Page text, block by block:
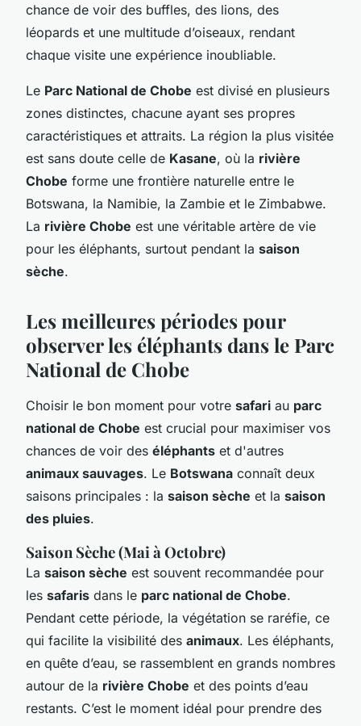
chance de voir des buffles, des lions, des
léopards et une multitude d’oiseaux, rendant
chaque visite une expérience inoubliable.
Le Parc National de Chobe est divisé en plusieurs
zones distinctes, chacune ayant ses propres
caractéristiques et attraits. La région la plus visitée
est sans doute celle de Kasane, où la rivière
Chobe forme une frontière naturelle entre le
Botswana, la Namibie, la Zambie et le Zimbabwe.
La rivière Chobe est une véritable artère de vie
pour les éléphants, surtout pendant la saison
sèche.
Les meilleures périodes pour
observer les éléphants dans le Parc
National de Chobe
Choisir le bon moment pour votre safari au parc
national de Chobe est crucial pour maximiser vos
chances de voir des éléphants et d'autres
animaux sauvages. Le Botswana connaît deux
saisons principales : la saison sèche et la saison
des pluies.
Saison Sèche (Mai à Octobre)
La saison sèche est souvent recommandée pour
les safaris dans le parc national de Chobe.
Pendant cette période, la végétation se raréfie, ce
qui facilite la visibilité des animaux. Les éléphants,
en quête d’eau, se rassemblent en grands nombres
autour de la rivière Chobe et des points d’eau
restants. C’est le moment idéal pour prendre des